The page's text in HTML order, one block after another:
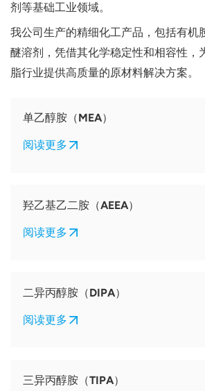
剂等基础工业领域。
我公司生产的精细化工产品，包括有机
醚溶剂，凭借其化学稳定性和相容性，
脂行业提供高质量的原材料解决方案。
单乙醇胺（MEA）
阅读更多
羟乙基乙二胺（AEEA）
阅读更多
二异丙醇胺（DIPA）
阅读更多
三异丙醇胺（TIPA）